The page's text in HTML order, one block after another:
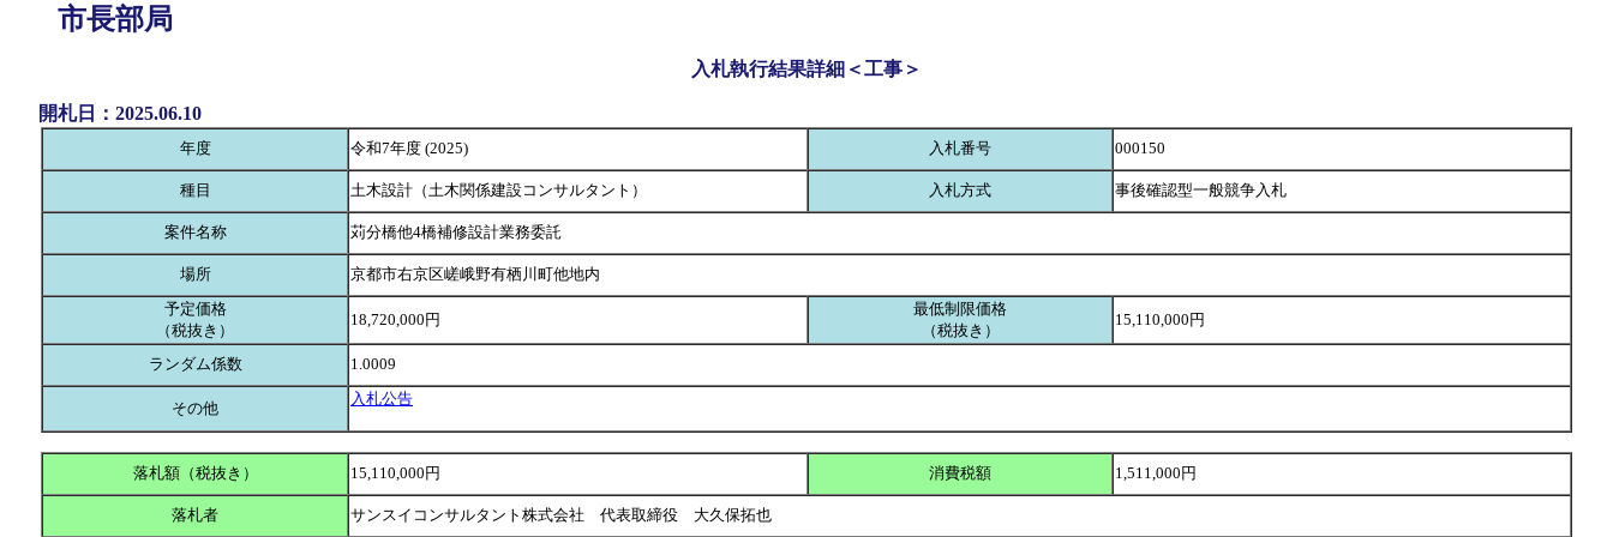
市長部局
入札執行結果詳細＜工事＞
開札日：2025.06.10
年度 令和7年度 (2025) 入札番号 000150
種目 土木設計（土木関係建設コンサルタント） 入札方式 事後確認型一般競争入札
案件名称 苅分橋他4橋補修設計業務委託
場所
京都市右京区嵯峨野有栖川町他地内
予定価格
（税抜き）
18,720,000円
最低制限価格
（税抜き）
15,110,000円
ランダム係数 1.0009
その他
入札公告
落札額（税抜き） 15,110,000円 消費税額 1,511,000円
落札者 サンスイコンサルタント株式会社 代表取締役 大久保拓也